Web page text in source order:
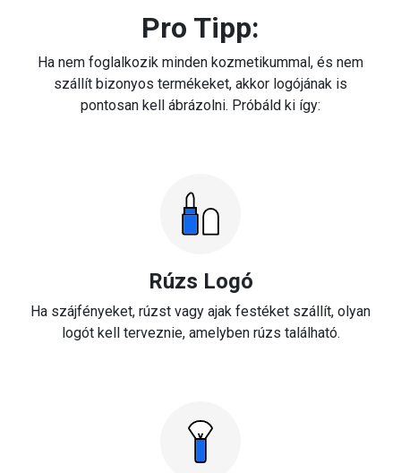
Pro Tipp:
Ha nem foglalkozik minden kozmetikummal, és nem
szállít bizonyos termékeket, akkor logójának is
pontosan kell ábrázolni. Próbáld ki így:
Rúzs Logó
Ha szájfényeket, rúzst vagy ajak festéket szállít, olyan
logót kell terveznie, amelyben rúzs található.